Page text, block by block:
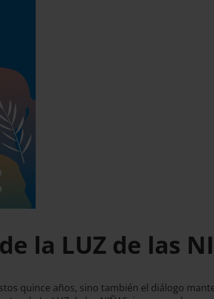
la LUZ de las
quince años, sino también el diálogo